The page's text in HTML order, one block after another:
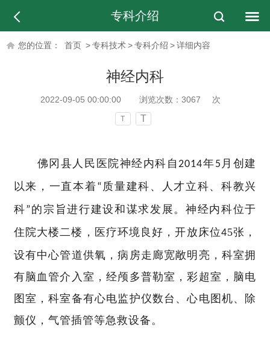
专科介绍
您的位置： 首页 >专科技术>专科介绍 >详细内容
神经内科
2022-09-05 00:00:00 浏览次数： 3067 次
T T
佛冈县人民医院神经内科自 2014年5 月创建
以来，一直本着“ 质量建科、人才立科、科教兴
科”的宗旨进行建设和谋求发展。神经内科位于
住院大楼二楼，医疗环境良好，开放床位45张，
设有中心管道供氧，病房走廊宽敞明亮，科室拥
有脑血管介入室，经颅多普勒室，彩超室，脑电
图室，科室备有心电监护仪数台、心电图机、除
颤仪，气管插管等急救设备。